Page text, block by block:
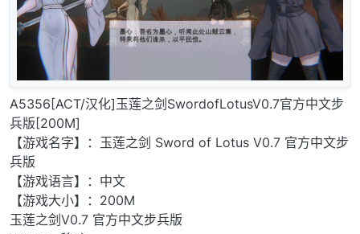
A5356[ACT/汉化]玉莲之剑SwordofLotusV0.7官方中文步
兵版[200M]
【游戏名字】：玉莲之剑 Sword of Lotus V0.7 官方中文步
兵版
【游戏语言】：中文
【游戏大小】：200M
玉莲之剑V0.7 官方中文步兵版